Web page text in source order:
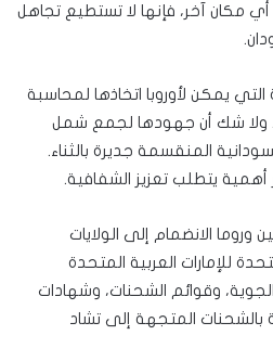
أي مكان آخر، فإنها لا تستطيع تجاهل
يمكن لأوروبا اتخاذها لمحاسبة
ولا شك أن جهودها لجمع شمل
المنقسمة جديرة بالثناء.
أهمية يتطلب تعزيز الشفافية.
وروما الانضمام إلى الولايات
للإمارات العربية المتحدة
وقوائم الشحنات، وشهادات
بالشحنات المتجهة إلى تشاد